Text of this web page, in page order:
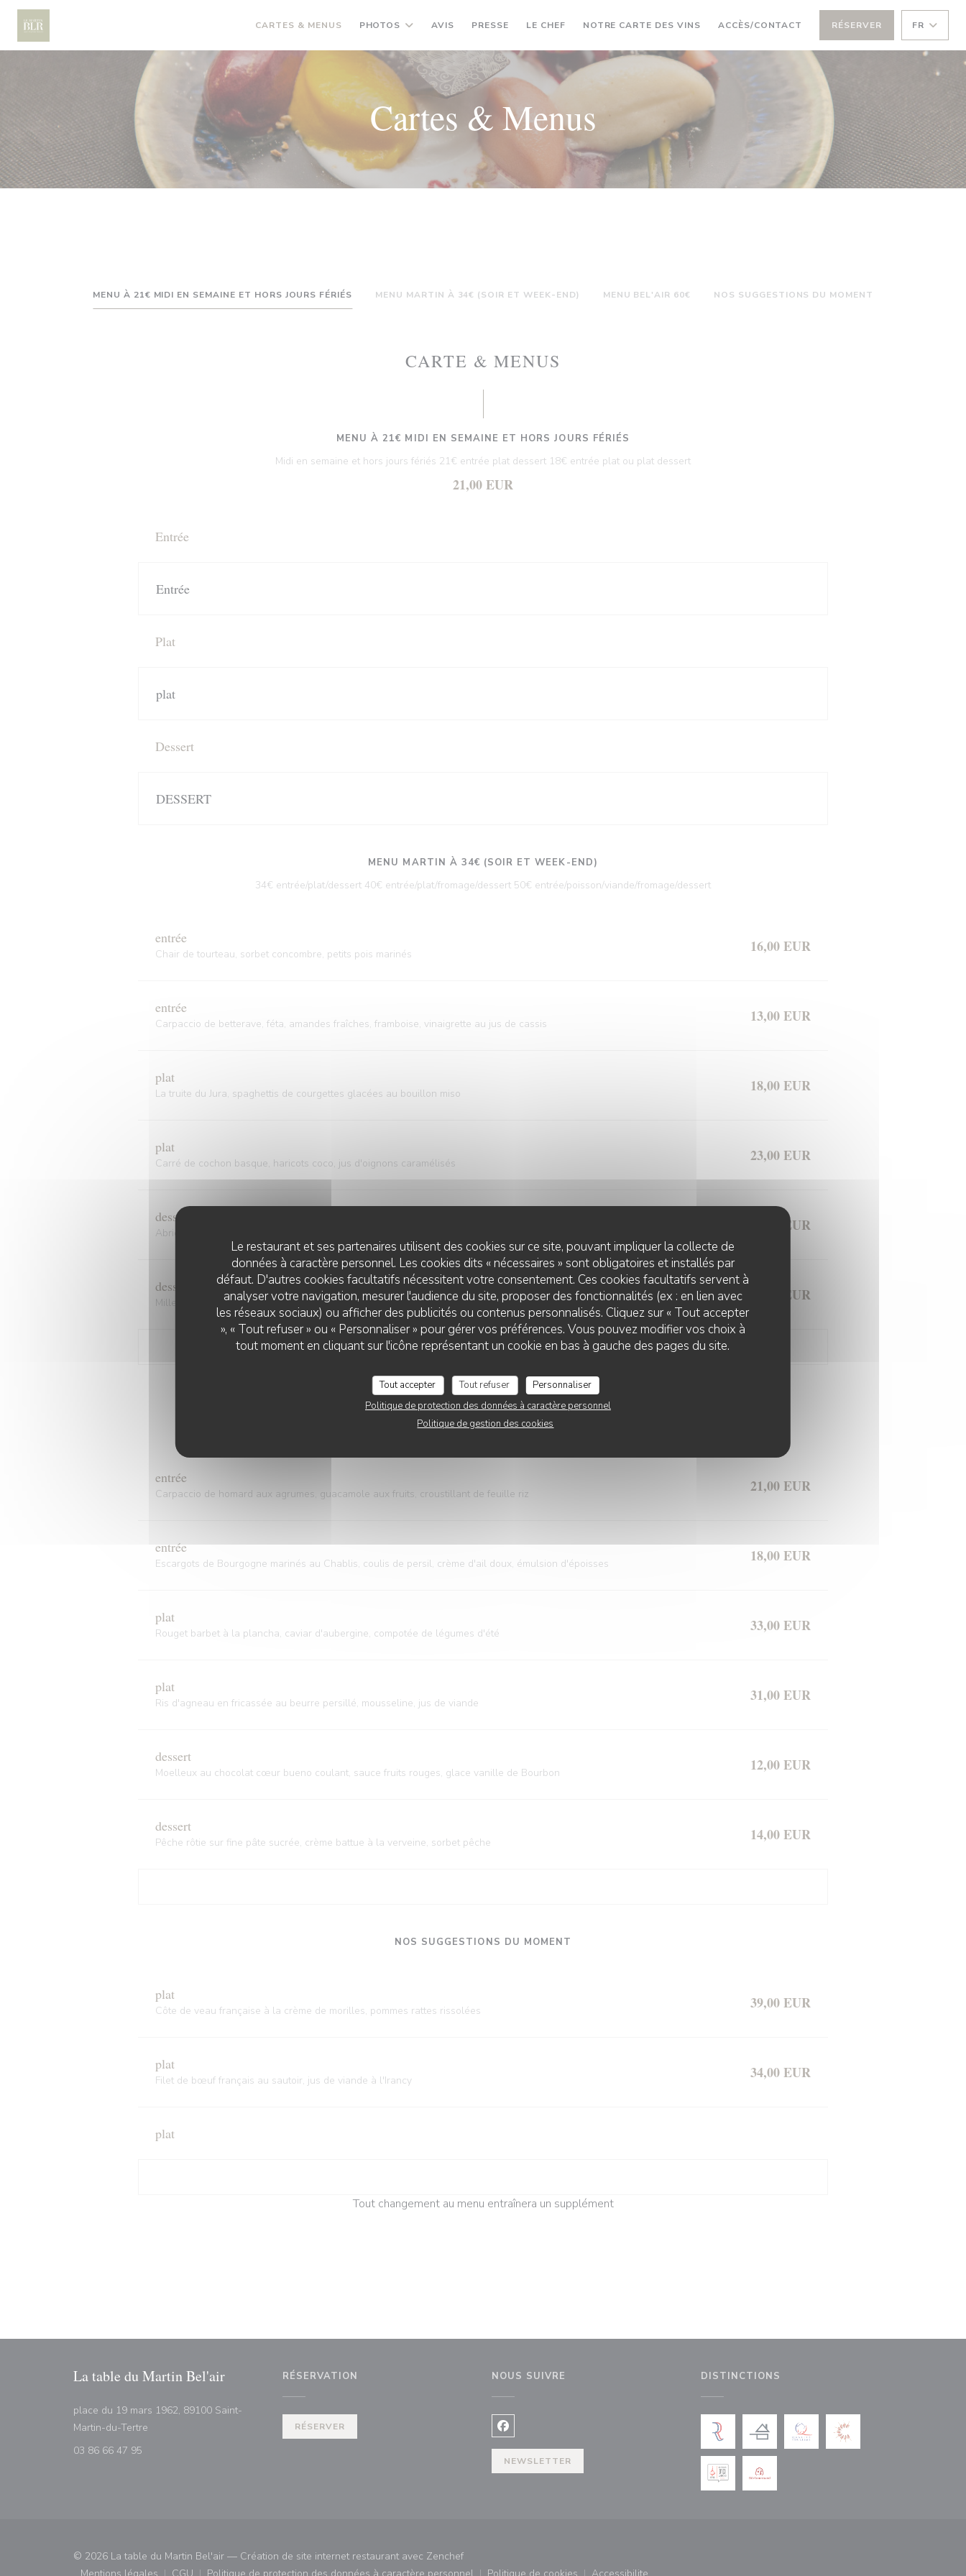
Personnalisation de vos choix en matière de cookies
Le restaurant et ses partenaires utilisent des cookies sur ce site, pouvant impliquer la collecte de
données à caractère personnel. Les cookies dits « nécessaires » sont obligatoires et installés par
défaut. D'autres cookies facultatifs nécessitent votre consentement. Ces cookies facultatifs servent à
analyser votre navigation, mesurer l'audience du site, proposer des fonctionnalités (ex : en lien avec
les réseaux sociaux) ou afficher des publicités ou contenus personnalisés. Cliquez sur « Tout accepter
», « Tout refuser » ou « Personnaliser » pour gérer vos préférences. Vous pouvez modifier vos choix à
tout moment en cliquant sur l'icône représentant un cookie en bas à gauche des pages du site.
Tout accepter Tout refuser
Personnaliser
Politique de protection des données à caractère personnel
Politique de gestion des cookies
CARTES & MENUS PHOTOS AVIS PRESSE LE CHEF NOTRE CARTE DES VINS((OUVRE UNE NOUVELLE FENÊTRE))
ACCÈS/CONTACT RÉSERVER FR
Cartes & Menus
MENU À 21€ MIDI EN SEMAINE ET HORS JOURS FÉRIÉS MENU MARTIN À 34€ (SOIR ET WEEK-END) MENU BEL'AIR 60€ NOS SUGGESTIONS DU MOMENT
CARTE & MENUS
MENU À 21€ MIDI EN SEMAINE ET HORS JOURS FÉRIÉS
Midi en semaine et hors jours fériés 21€ entrée plat dessert 18€ entrée plat ou plat dessert
21,00 EUR
Entrée
Entrée
Plat
plat
Dessert
DESSERT
MENU MARTIN À 34€ (SOIR ET WEEK-END)
34€ entrée/plat/dessert 40€ entrée/plat/fromage/dessert 50€ entrée/poisson/viande/fromage/dessert
entrée
Chair de tourteau, sorbet concombre, petits pois marinés 16,00 EUR
entrée
Carpaccio de betterave, féta, amandes fraîches, framboise, vinaigrette au jus de cassis 13,00 EUR
plat
La truite du Jura, spaghettis de courgettes glacées au bouillon miso 18,00 EUR
plat
Carré de cochon basque, haricots coco, jus d'oignons caramélisés 23,00 EUR
dessert
Abricot entier piqué à la vanille puis poché, sur une tuile aux amandes façon melba, sorbet abricot 12,00 EUR
dessert
Millefeuille croustillant, crémeux vanille et pointe de caramel, glace vanille 12,00 EUR
MENU BEL'AIR 60€
60€ entrée plat dessert 66€ entrée/plat/fromage/dessert 76€ entrée /poisson/viande/fromage/dessert
entrée
Carpaccio de homard aux agrumes, guacamole aux fruits, croustillant de feuille riz 21,00 EUR
entrée
Escargots de Bourgogne marinés au Chablis, coulis de persil, crème d'ail doux, émulsion d'époisses 18,00 EUR
plat
Rouget barbet à la plancha, caviar d'aubergine, compotée de légumes d'été 33,00 EUR
plat
Ris d'agneau en fricassée au beurre persillé, mousseline, jus de viande 31,00 EUR
dessert
Moelleux au chocolat cœur bueno coulant, sauce fruits rouges, glace vanille de Bourbon 12,00 EUR
dessert
Pêche rôtie sur fine pâte sucrée, crème battue à la verveine, sorbet pêche 14,00 EUR
NOS SUGGESTIONS DU MOMENT
plat
Côte de veau française à la crème de morilles, pommes rattes rissolées 39,00 EUR
plat
Filet de bœuf français au sautoir, jus de viande à l'Irancy 34,00 EUR
plat
Tout changement au menu entraînera un supplément
La table du Martin Bel'air
place du 19 mars 1962, 89100 Saint-
Martin-du-Tertre
03 86 66 47 95
RÉSERVATION
RÉSERVER
NOUS SUIVRE
Facebook ((ouvre une nouvelle fenêtre))
NEWSLETTER
DISTINCTIONS
© 2026 La table du Martin Bel'air — Création de site internet restaurant avec Zenchef((ouvre une nouvelle fenêtre))